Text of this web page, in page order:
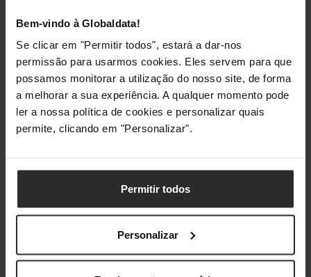
Bem-vindo à Globaldata!
Se clicar em "Permitir todos", estará a dar-nos
permissão para usarmos cookies. Eles servem para que
possamos monitorar a utilização do nosso site, de forma
a melhorar a sua experiência. A qualquer momento pode
ler a nossa política de cookies e personalizar quais
permite, clicando em "Personalizar".
Permitir todos
Personalizar
Corrente de
entrada no
CA
2 A
Voltagem de
saída do
adaptador AC
12 V
Aprovação regulamentar
Certificados de
conformidade
CE
Sustentabilidade